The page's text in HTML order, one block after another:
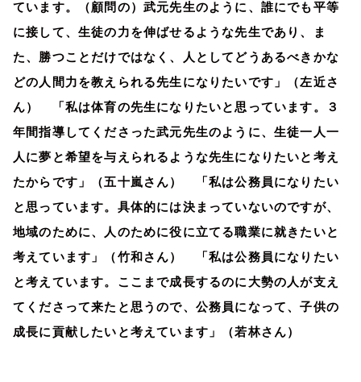
ています。（顧問の）武元先生のように、誰にでも平等
に接して、生徒の力を伸ばせるような先生であり、ま
た、勝つことだけではなく、人としてどうあるべきかな
どの人間力を教えられる先生になりたいです」（左近さ
ん） 「私は体育の先生になりたいと思っています。３
年間指導してくださった武元先生のように、生徒一人一
人に夢と希望を与えられるような先生になりたいと考え
たからです」（五十嵐さん） 「私は公務員になりたい
と思っています。具体的には決まっていないのですが、
地域のために、人のために役に立てる職業に就きたいと
考えています」（竹和さん） 「私は公務員になりたい
と考えています。ここまで成長するのに大勢の人が支え
てくださって来たと思うので、公務員になって、子供の
成長に貢献したいと考えています」（若林さん）